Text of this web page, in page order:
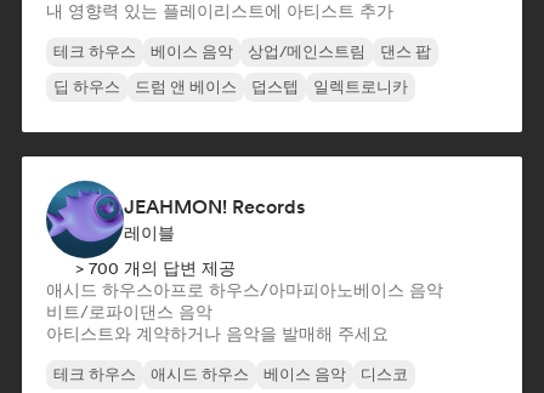
내 영향력 있는 플레이리스트에 아티스트 추가
테크 하우스 베이스 음악 상업/메인스트림
댄스 팝
딥 하우스
드럼 앤 베이스 덥스텝 일렉트로니카
JEAHMON! Records
레이블
> 700 개의 답변 제공
애시드 하우스아프로 하우스/아마피아노베이스 음악
비트/로파이댄스 음악
아티스트와 계약하거나 음악을 발매해 주세요
테크 하우스 애시드 하우스 베이스 음악
디스코